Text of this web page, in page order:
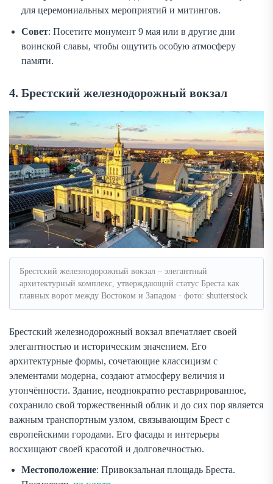
для церемониальных мероприятий и митингов.
Совет: Посетите монумент 9 мая или в другие дни
воинской славы, чтобы ощутить особую атмосферу
памяти.
4. Брестский железнодорожный вокзал
Брестский железнодорожный вокзал – элегантный
архитектурный комплекс, утверждающий статус Бреста как
главных ворот между Востоком и Западом · фото: shutterstock
Брестский железнодорожный вокзал впечатляет своей
элегантностью и историческим значением. Его
архитектурные формы, сочетающие классицизм с
элементами модерна, создают атмосферу величия и
утончённости. Здание, неоднократно реставрированное,
сохранило свой торжественный облик и до сих пор является
важным транспортным узлом, связывающим Брест с
европейскими городами. Его фасады и интерьеры
восхищают своей красотой и долговечностью.
Местоположение: Привокзальная площадь Бреста.